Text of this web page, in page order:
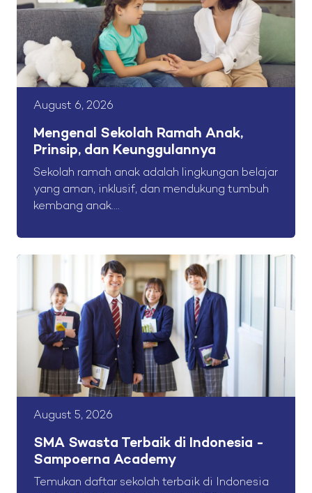
August 6, 2026
Mengenal Sekolah Ramah Anak,
Prinsip, dan Keunggulannya
Sekolah ramah anak adalah lingkungan belajar
yang aman, inklusif, dan mendukung tumbuh
kembang anak....
August 5, 2026
SMA Swasta Terbaik di Indonesia -
Sampoerna Academy
Temukan daftar sekolah terbaik di Indonesia